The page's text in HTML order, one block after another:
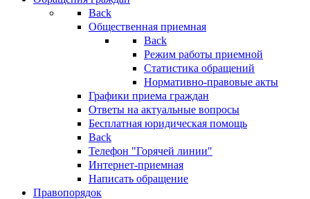
Back
Общественная приемная
Back
Режим работы приемной
Статистика обращений
Нормативно-правовые акты
Графики приема граждан
Ответы на актуальные вопросы
Бесплатная юридическая помощь
Back
Телефон "Горячей линии"
Интернет-приемная
Написать обращение
Правопорядок